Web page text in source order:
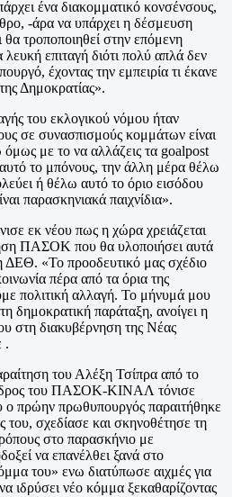
ένα διακομματικό κονσένσους,
-άρα να υπάρχει η δέσμευση
τροποποιηθεί στην επόμενη
επιταγή διότι πολύ απλά δεν
έχοντας την εμπειρία τι έκανε
Δημοκρατίας».
του εκλογικού νόμου ήταν
σε συνασπισμούς κομμάτων είναι
με το να αλλάζεις τα goalpost
το μπόνους, την άλλη μέρα θέλω
ή θέλω αυτό το όριο εισόδου
παρασκηνιακά παιχνίδια».
εκ νέου πως η χώρα χρειάζεται
ΠΑΣΟΚ που θα υλοποιήσει αυτά
ΔΕΘ. «Το προοδευτικό μας σχέδιο
πέρα από τα όρια της
πολιτική αλλαγή. Το μήνυμά μου
δημοκρατική παράταξη, ανοίγει η
στη διακυβέρνηση της Νέας
.
του Αλέξη Τσίπρα από το
του ΠΑΣΟΚ-ΚΙΝΑΛ τόνισε
πρώην πρωθυπουργός παραιτήθηκε
του, σχεδίασε και σκηνοθέτησε τη
στο παρασκήνιο με
να επανέλθει ξανά στο
του» ενω διατύπωσε αιχμές για
ιδρύσει νέο κόμμα ξεκαθαρίζοντας